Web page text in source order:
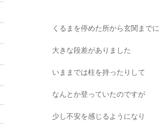
くるまを停めた所から玄関までに
大きな段差がありました
いままでは柱を持ったりして
なんとか登っていたのですが
少し不安を感じるようになり